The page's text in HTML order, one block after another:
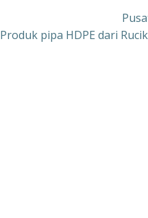
Produk pipa HDPE dari